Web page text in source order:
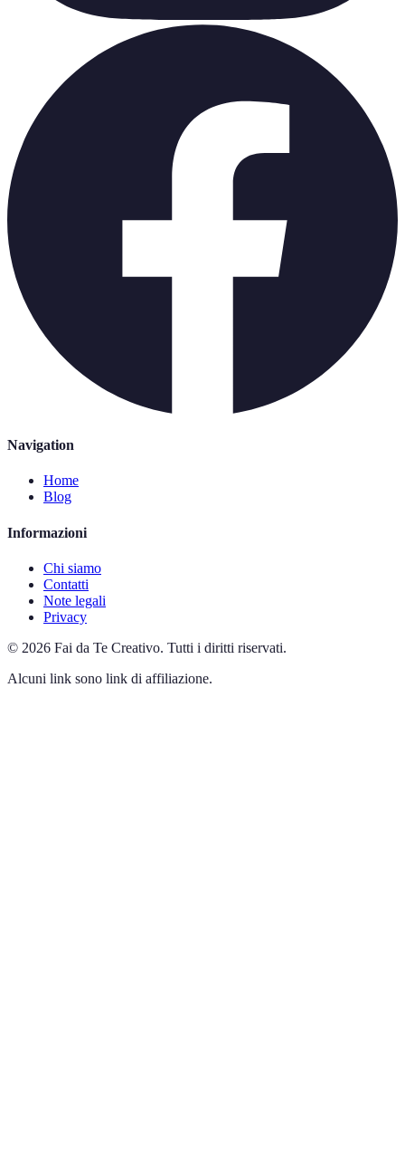
Navigation
Home
Blog
Informazioni
Chi siamo
Contatti
Note legali
Privacy
© 2026 Fai da Te Creativo. Tutti i diritti riservati.
Alcuni link sono link di affiliazione.